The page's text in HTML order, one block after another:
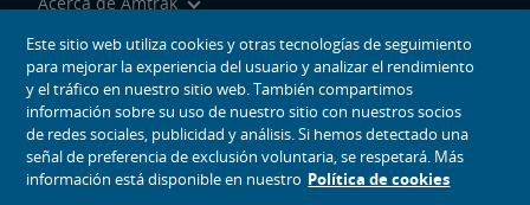
Viajar con Nosotros
Herramientas del Sitio
iconos de medios sociales
Este sitio web utiliza cookies y otras tecnologías de seguimiento
para mejorar la experiencia del usuario y analizar el rendimiento
y el tráfico en nuestro sitio web. También compartimos
información sobre su uso de nuestro sitio con nuestros socios
de redes sociales, publicidad y análisis. Si hemos detectado una
señal de preferencia de exclusión voluntaria, se respetará. Más
información está disponible en nuestro Política de cookies